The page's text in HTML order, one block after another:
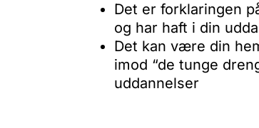
Det er forklaringen
og har haft i din
Det kan være din
imod “de tunge
uddannelser